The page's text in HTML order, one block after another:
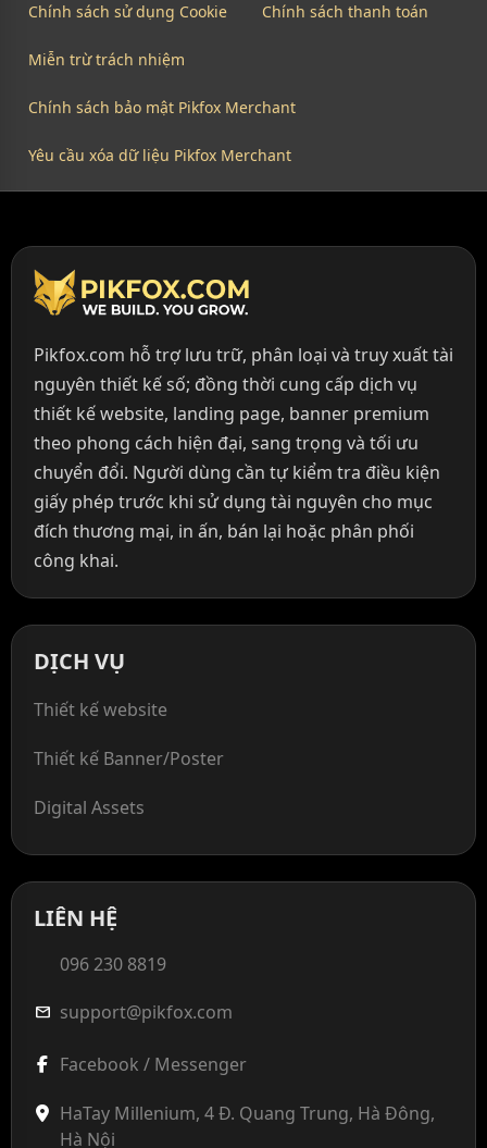
Chính sách sử dụng Cookie Chính sách thanh toán
Miễn trừ trách nhiệm
Chính sách bảo mật Pikfox Merchant
Yêu cầu xóa dữ liệu Pikfox Merchant
Pikfox.com hỗ trợ lưu trữ, phân loại và truy xuất tài
nguyên thiết kế số; đồng thời cung cấp dịch vụ
thiết kế website, landing page, banner premium
theo phong cách hiện đại, sang trọng và tối ưu
chuyển đổi. Người dùng cần tự kiểm tra điều kiện
giấy phép trước khi sử dụng tài nguyên cho mục
đích thương mại, in ấn, bán lại hoặc phân phối
công khai.
DỊCH VỤ
Thiết kế website
Thiết kế Banner/Poster
Digital Assets
LIÊN HỆ
096 230 8819
mail support@pikfox.com
Facebook / Messenger
HaTay Millenium, 4 Đ. Quang Trung, Hà Đông,
Hà Nội